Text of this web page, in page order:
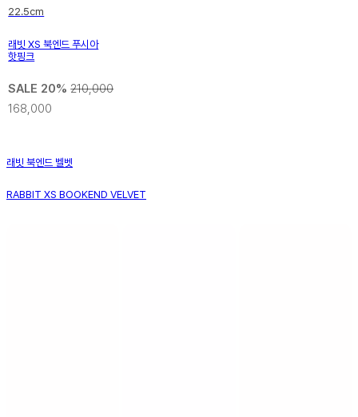
22.5cm
래빗 XS 북엔드 푸시아
핫핑크
SALE 20% 210,000
168,000
래빗 북엔드 벨벳
RABBIT XS BOOKEND VELVET